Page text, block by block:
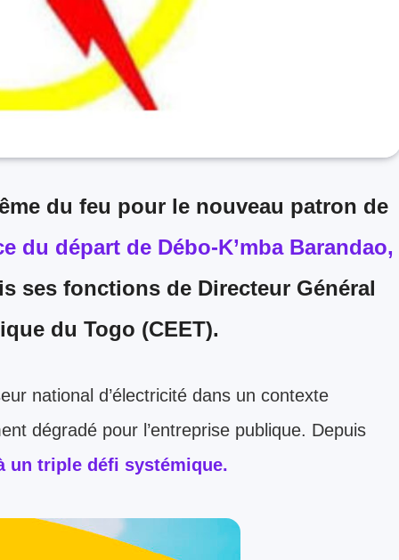
du feu pour le nouveau patron de
du départ de Débo-K’mba Barandao,
ses fonctions de Directeur Général
du Togo (CEET).
national d’électricité dans un contexte
dégradé pour l’entreprise publique. Depuis
un triple défi systémique.